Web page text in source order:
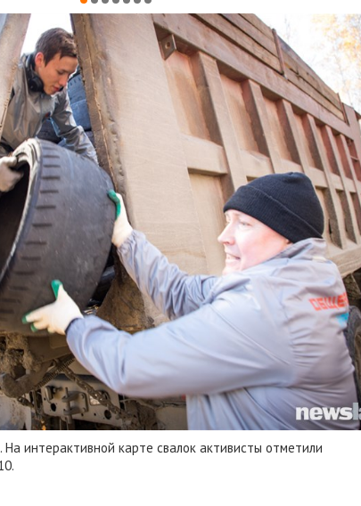
На интерактивной карте свалок активисты отметили